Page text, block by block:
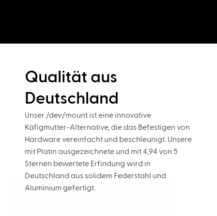
Qualität aus
Deutschland
Unser /dev/mount ist eine innovative
Käfigmutter-Alternative, die das Befestigen von
Hardware vereinfacht und beschleunigt. Unsere
mit Platin ausgezeichnete und mit 4,94 von 5
Sternen bewertete Erfindung wird in
Deutschland aus solidem Federstahl und
Aluminium gefertigt.